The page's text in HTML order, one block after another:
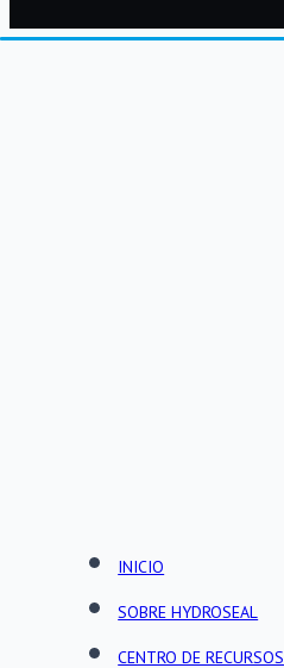
INICIO
SOBRE HYDROSEAL
CENTRO DE RECURSOS